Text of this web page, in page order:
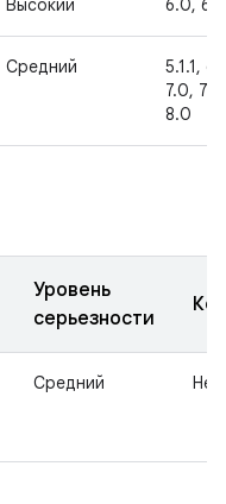
Высокий 6.0,
Средний
5.1.1,
7.0,
8.0
Уровень
серьезности
Средний Нет